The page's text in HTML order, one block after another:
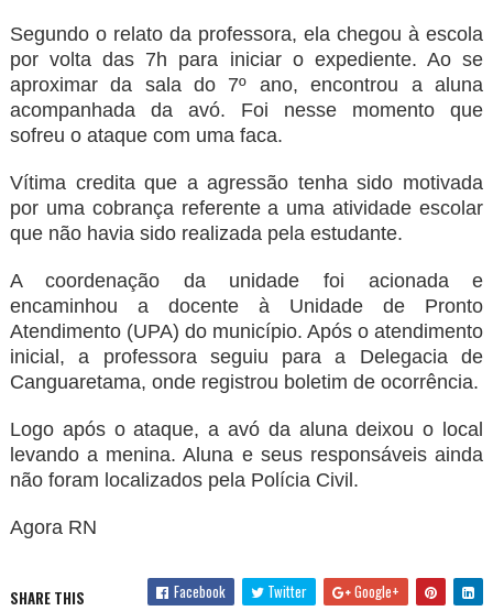
Segundo o relato da professora, ela chegou à escola
por volta das 7h para iniciar o expediente. Ao se
aproximar da sala do 7º ano, encontrou a aluna
acompanhada da avó. Foi nesse momento que
sofreu o ataque com uma faca.
Vítima credita que a agressão tenha sido motivada
por uma cobrança referente a uma atividade escolar
que não havia sido realizada pela estudante.
A coordenação da unidade foi acionada e
encaminhou a docente à Unidade de Pronto
Atendimento (UPA) do município. Após o atendimento
inicial, a professora seguiu para a Delegacia de
Canguaretama, onde registrou boletim de ocorrência.
Logo após o ataque, a avó da aluna deixou o local
levando a menina. Aluna e seus responsáveis ainda
não foram localizados pela Polícia Civil.
Agora RN
SHARE THIS Facebook Twitter Google+